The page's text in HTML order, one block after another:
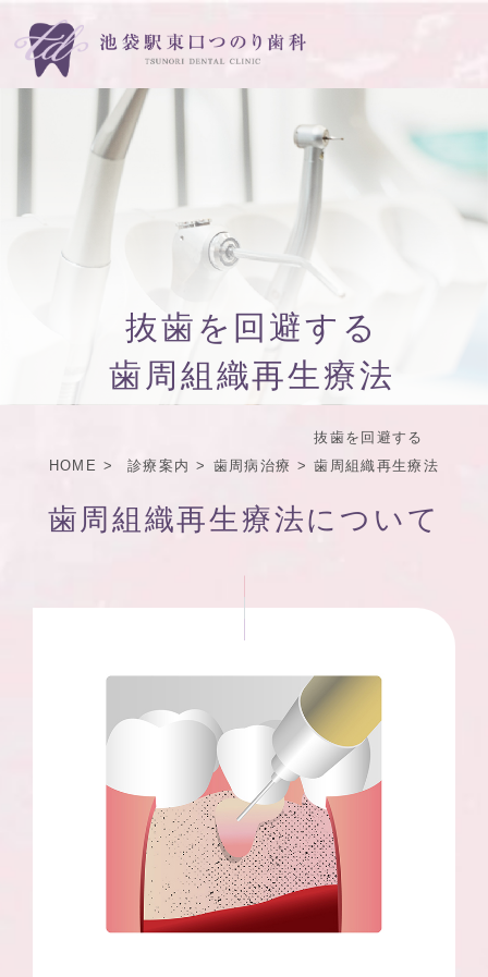
抜歯を回避する
歯周組織再生療法
HOME 診療案内 歯周病治療
抜歯を回避する
歯周組織再生療法
歯周組織再生療法について